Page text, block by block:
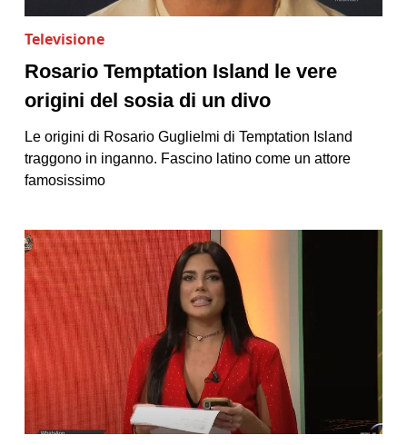
Televisione
Rosario Temptation Island le vere
origini del sosia di un divo
Le origini di Rosario Guglielmi di Temptation Island
traggono in inganno. Fascino latino come un attore
famosissimo